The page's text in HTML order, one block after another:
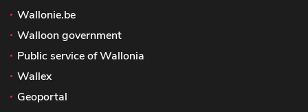
Wallonie.be
Walloon government
Public service of Wallonia
Wallex
Geoportal